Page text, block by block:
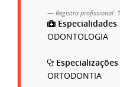
Registro profissional:
Especialidades
ODONTOLOGIA
Especializações
ORTODONTIA